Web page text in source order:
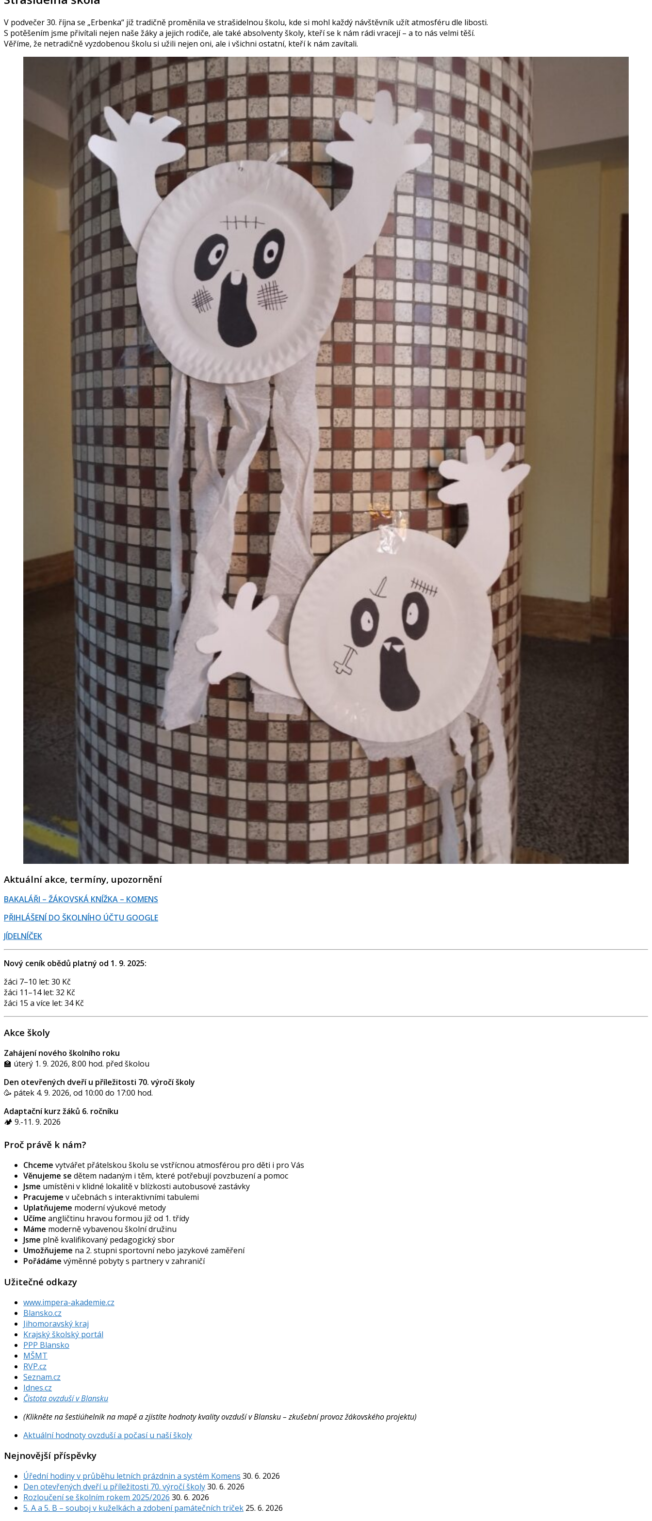
V podvečer 30. října se „Erbenka“ již tradičně proměnila ve strašidelnou školu, kde si mohl každý návštěvník užít atmosféru dle libosti.
S potěšením jsme přivítali nejen naše žáky a jejich rodiče, ale také absolventy školy, kteří se k nám rádi vracejí – a to nás velmi těší.
Věříme, že netradičně vyzdobenou školu si užili nejen oni, ale i všichni ostatní, kteří k nám zavítali.
Aktuální akce, termíny, upozornění
BAKALÁŘI – ŽÁKOVSKÁ KNÍŽKA – KOMENS
PŘIHLÁŠENÍ DO ŠKOLNÍHO ÚČTU GOOGLE
JÍDELNÍČEK
Nový ceník obědů platný od 1. 9. 2025:
žáci 7–10 let: 30 Kč
žáci 11–14 let: 32 Kč
žáci 15 a více let: 34 Kč
Akce školy
Zahájení nového školního roku
🏫 úterý 1. 9. 2026, 8:00 hod. před školou
Den otevřených dveří u příležitosti 70. výročí školy
🥳 pátek 4. 9. 2026, od 10:00 do 17:00 hod.
Adaptační kurz žáků 6. ročníku
🏕️ 9.-11. 9. 2026
Proč právě k nám?
Chceme vytvářet přátelskou školu se vstřícnou atmosférou pro děti i pro Vás
Věnujeme se dětem nadaným i těm, které potřebují povzbuzení a pomoc
Jsme umístěni v klidné lokalitě v blízkosti autobusové zastávky
Pracujeme v učebnách s interaktivními tabulemi
Uplatňujeme moderní výukové metody
Učíme angličtinu hravou formou již od 1. třídy
Máme moderně vybavenou školní družinu
Jsme plně kvalifikovaný pedagogický sbor
Umožňujeme na 2. stupni sportovní nebo jazykové zaměření
Pořádáme výměnné pobyty s partnery v zahraničí
Užitečné odkazy
www.impera-akademie.cz
Blansko.cz
Jihomoravský kraj
Krajský školský portál
PPP Blansko
MŠMT
RVP.cz
Seznam.cz
Idnes.cz
Čistota ovzduší v Blansku
(Klikněte na šestiúhelník na mapě a zjistíte hodnoty kvality ovzduší v Blansku – zkušební provoz žákovského projektu)
Aktuální hodnoty ovzduší a počasí u naší školy
Nejnovější příspěvky
Úřední hodiny v průběhu letních prázdnin a systém Komens 30. 6. 2026
Den otevřených dveří u příležitosti 70. výročí školy30. 6. 2026
Rozloučení se školním rokem 2025/2026 30. 6. 2026
5. A a 5. B – souboj v kuželkách a zdobení památečních triček 25. 6. 2026